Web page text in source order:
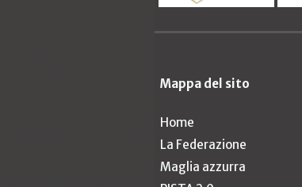
Mappa del sito
Home
La Federazione
Maglia azzurra